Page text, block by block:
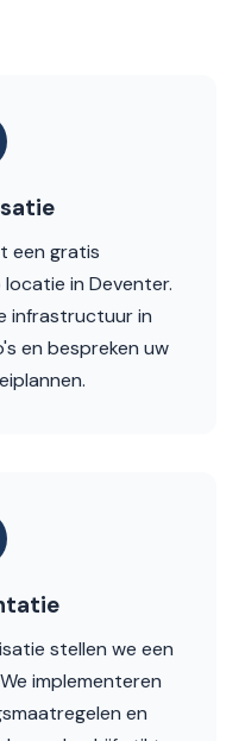
een gratis
in Deventer.
infrastructuur in
en bespreken uw
stellen we een
implementeren
en